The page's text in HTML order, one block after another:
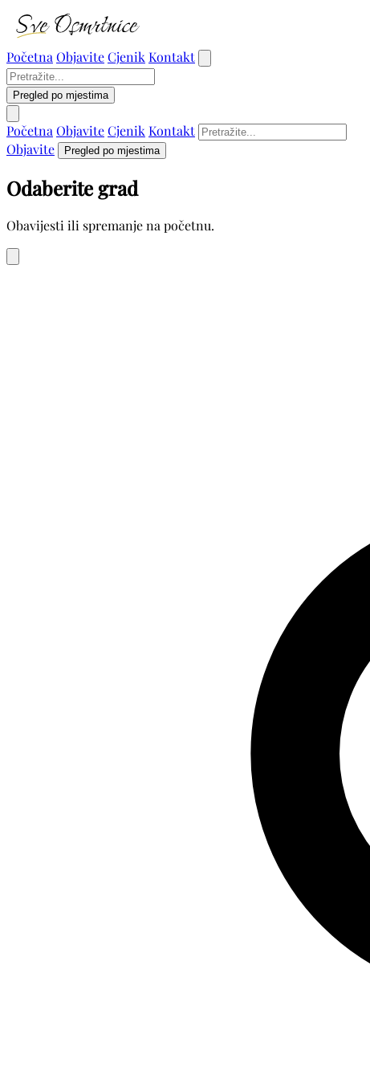
Početna ObjaviteCjenik Kontakt
Pregled po mjestima
Početna ObjaviteCjenik Kontakt
Objavite
Pregled po mjestima
Odaberite grad
Obavijesti ili spremanje na početnu.